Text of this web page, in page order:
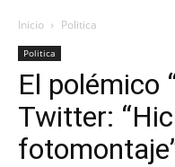
Portada
Inicio Politica
Politica
El polémico
Twitter: